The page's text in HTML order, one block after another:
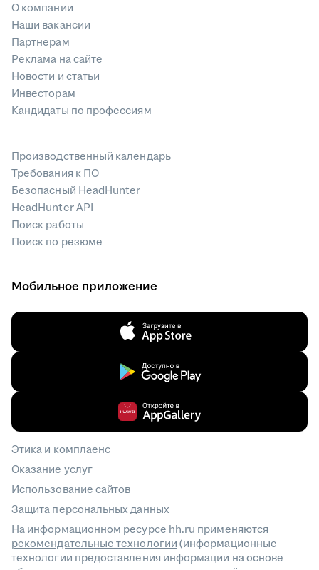
О компании
Наши вакансии
Партнерам
Реклама на сайте
Новости и статьи
Инвесторам
Кандидаты по профессиям
Производственный календарь
Требования к ПО
Безопасный HeadHunter
HeadHunter API
Поиск работы
Поиск по резюме
Мобильное приложение
Этика и комплаенс
Оказание услуг
Использование сайтов
Защита персональных данных
На информационном ресурсе hh.ru применяются
рекомендательные технологии(информационные
технологии предоставления информации на основе